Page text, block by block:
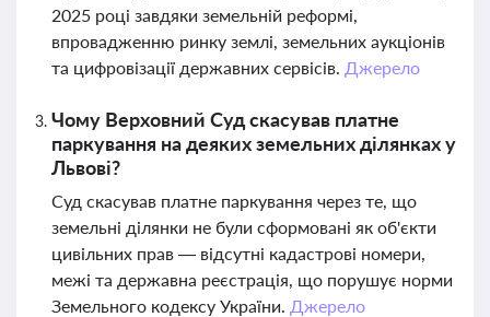
2025 році завдяки земельній реформі,
впровадженню ринку землі, земельних аукціонів
та цифровізації державних сервісів. Джерело
Чому Верховний Суд скасував платне
паркування на деяких земельних ділянках у
Львові?
Суд скасував платне паркування через те, що
земельні ділянки не були сформовані як об'єкти
цивільних прав — відсутні кадастрові номери,
межі та державна реєстрація, що порушує норми
Земельного кодексу України. Джерело